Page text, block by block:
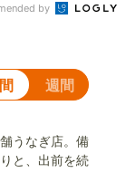
by
週間
うなぎ店。備
と、出前を続